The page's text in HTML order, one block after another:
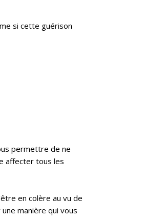
si cette guérison
permettre de ne
affecter tous les
en colère au vu de
manière qui vous